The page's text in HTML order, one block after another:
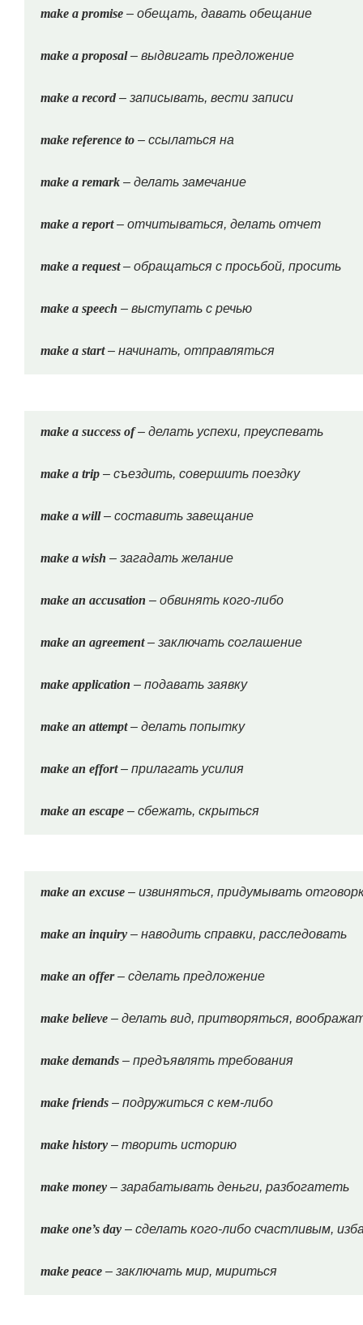
make a promise – обещать, давать обещание
make a proposal– выдвигать предложение
make a record – записывать, вести записи
make reference to – ссылаться на
make a remark – делать замечание
make a report– отчитываться, делать отчет
make a request– обращаться с просьбой, просить
make a speech – выступать с речью
make a start– начинать, отправляться
make a success of– делать успехи, преуспевать
make a trip – съездить, совершить поездку
make a will– составить завещание
make a wish – загадать желание
make an accusation – обвинять кого-либо
make an agreement– заключать соглашение
make application – подавать заявку
make an attempt– делать попытку
make an effort– прилагать усилия
make an escape – сбежать, скрыться
make an excuse – извиняться, придумывать
make an inquiry – наводить справки, расследовать
make an offer– сделать предложение
make believe – делать вид, притворяться,
make demands – предъявлять требования
make friends – подружиться с кем-либо
make history – творить историю
make money – зарабатывать деньги, разбогатеть
make one’s day – сделать кого-либо счастливым,
make peace – заключать мир, мириться